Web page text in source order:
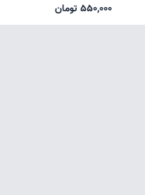
550,000 تومان